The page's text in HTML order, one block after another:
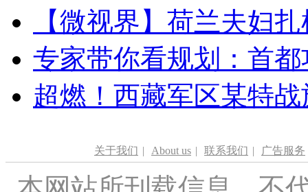
【微视界】荷兰夫妇
专家带你看规划：首
超燃！西藏军区某特
关于我们 | About us | 联系我们 | 广告服务